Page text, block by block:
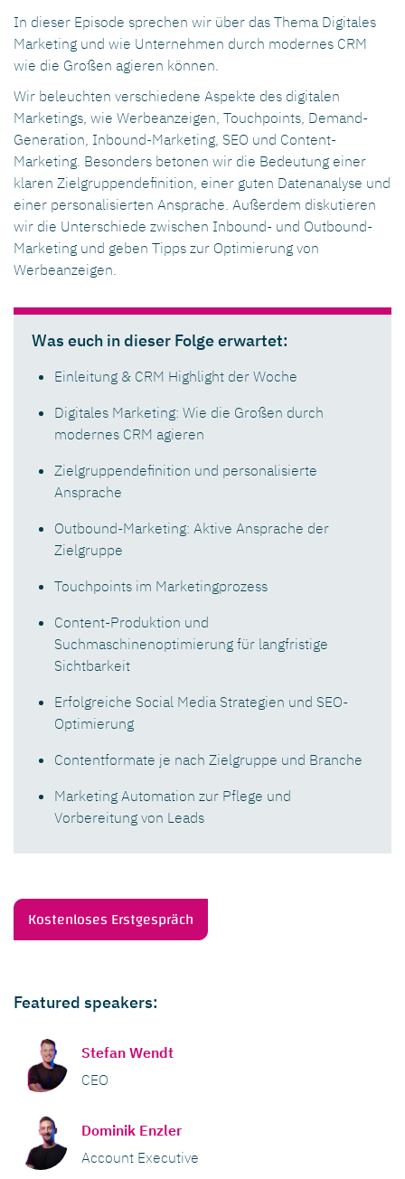
In dieser Episode sprechen wir über das Thema Digitales
Marketing und wie Unternehmen durch modernes CRM
wie die Großen agieren können.
Wir beleuchten verschiedene Aspekte des digitalen
Marketings, wie Werbeanzeigen, Touchpoints, Demand-
Generation, Inbound-Marketing, SEO und Content-
Marketing. Besonders betonen wir die Bedeutung einer
klaren Zielgruppendefinition, einer guten Datenanalyse und
einer personalisierten Ansprache. Außerdem diskutieren
wir die Unterschiede zwischen Inbound- und Outbound-
Marketing und geben Tipps zur Optimierung von
Werbeanzeigen.
Was euch in dieser Folge erwartet:
Einleitung & CRM Highlight der Woche
Digitales Marketing: Wie die Großen durch
modernes CRM agieren
Zielgruppendefinition und personalisierte
Ansprache
Outbound-Marketing: Aktive Ansprache der
Zielgruppe
Touchpoints im Marketingprozess
Content-Produktion und
Suchmaschinenoptimierung für langfristige
Sichtbarkeit
Erfolgreiche Social Media Strategien und SEO-
Optimierung
Contentformate je nach Zielgruppe und Branche
Marketing Automation zur Pflege und
Vorbereitung von Leads
Kostenloses Erstgespräch
Featured speakers:
Stefan Wendt
CEO
Dominik Enzler
Account Executive